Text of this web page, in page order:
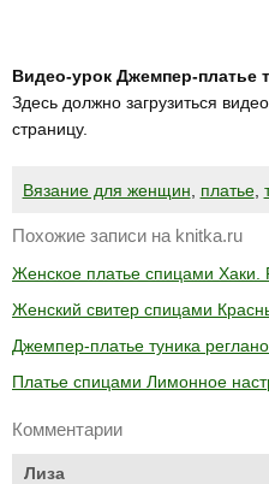
Видео-урок Джемпер-платье
Здесь должно загрузиться
страницу.
Вязание для женщин платье,
Похожие записи на knitka.ru
Женское платье спицами Хаки.
Женский свитер спицами
Джемпер-платье туника
Платье спицами Лимонное
Комментарии
Лиза